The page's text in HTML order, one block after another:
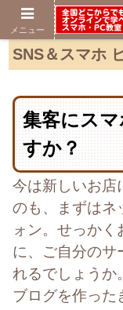
SNS＆スマホ
集客にス
すか？
今は新しいお店
のも、まずはネ
ォン。 せっかく
に、ご自分のサ
れるでしょうか。
ブログを作った
メニュー